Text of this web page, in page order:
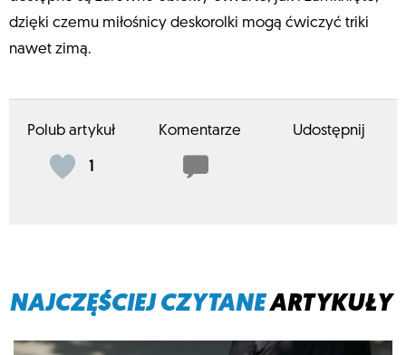
dzięki czemu miłośnicy deskorolki mogą ćwiczyć triki
nawet zimą.
Polub artykuł
1
Komentarze Udostępnij
NAJCZĘŚCIEJ CZYTANEARTYKUŁY